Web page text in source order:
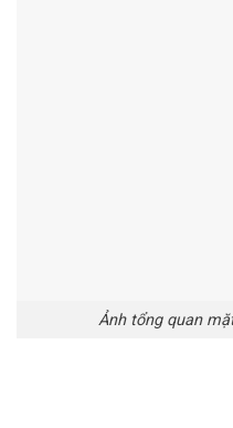
Ảnh tổng quan